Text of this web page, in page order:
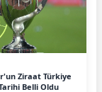
Ziraat Türkiye
Belli Oldu